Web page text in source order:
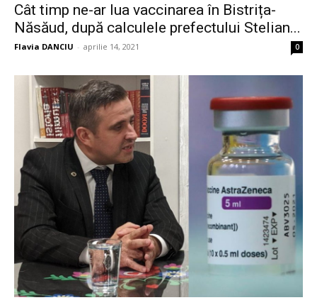
Cât timp ne-ar lua vaccinarea în Bistrița-
Năsăud, după calculele prefectului Stelian...
Flavia DANCIU - aprilie 14, 2021 0